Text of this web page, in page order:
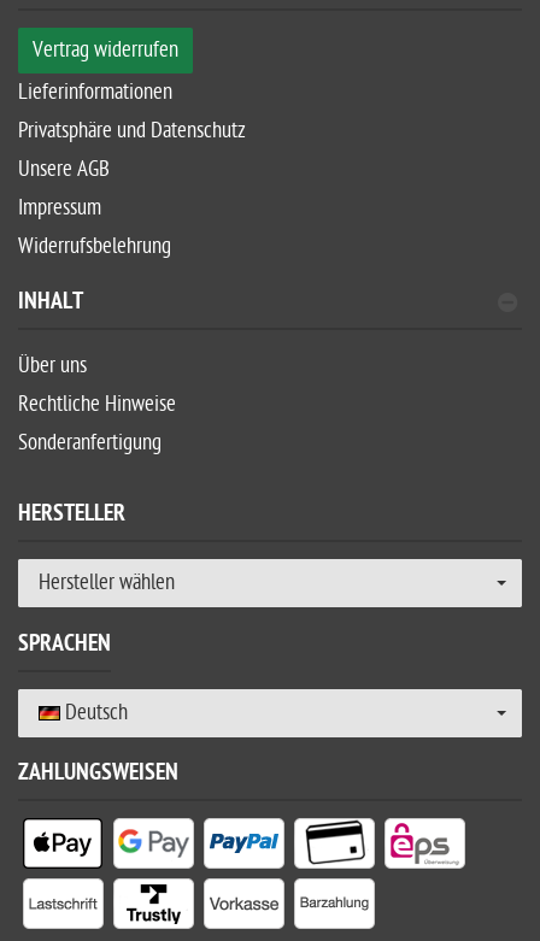
Vertrag widerrufen
Lieferinformationen
Privatsphäre und Datenschutz
Unsere AGB
Impressum
Widerrufsbelehrung
INHALT
Über uns
Rechtliche Hinweise
Sonderanfertigung
HERSTELLER
Hersteller wählen
SPRACHEN
Deutsch
ZAHLUNGSWEISEN